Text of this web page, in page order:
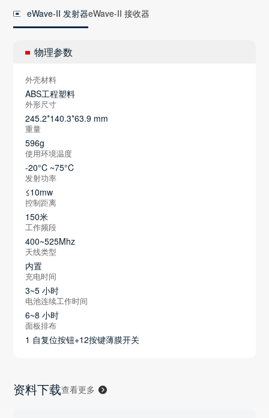
eWave-II 发射器eWave-II 接收器
物理参数
外壳材料
ABS工程塑料
外形尺寸
245.2*140.3*63.9 mm
重量
596g
使用环境温度
-20°C ~75°C
发射功率
≤10mw
控制距离
150米
工作频段
400~525Mhz
天线类型
内置
充电时间
3~5 小时
电池连续工作时间
6~8 小时
面板排布
1 自复位按钮+12按键薄膜开关
资料下载查看更多